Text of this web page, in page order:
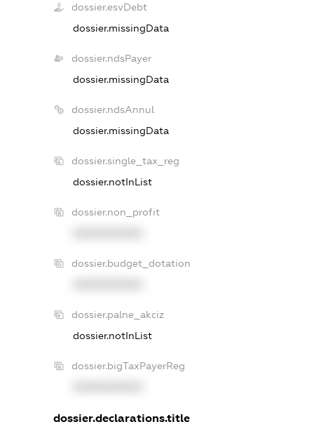
dossier.esvDebt
dossier.missingData
dossier.ndsPayer
dossier.missingData
dossier.ndsAnnul
dossier.missingData
dossier.single_tax_reg
dossier.notInList
dossier.non_profit
dossier.budget_dotation
dossier.palne_akciz
dossier.notInList
dossier.bigTaxPayerReg
dossier.declarations.title